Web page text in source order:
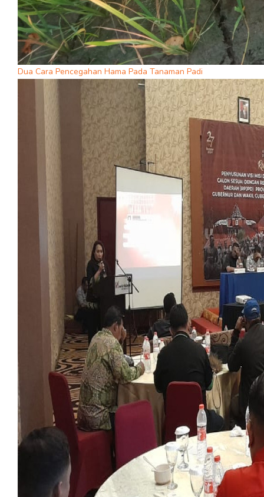
Dua Cara Pencegahan Hama Pada Tanaman Padi